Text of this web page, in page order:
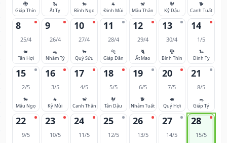
🐉
Giáp Thìn
🐍
Ất Tỵ
🐎
Bính Ngọ
🐐
Đinh Mùi
🐒
Mậu Thân
🐓
Kỷ Dậu
🐕
Canh Tuất
8
25/4
🐖
Tân Hợi
9
26/4
🐀
Nhâm Tý
10
27/4
🐂
Quý Sửu
11
28/4
🐅
Giáp Dần
12
29/4
🐈
Ất Mão
13
30/4
🐉
Bính Thìn
14
1/5
🐍
Đinh Tỵ
15
2/5
🐎
Mậu Ngọ
16
3/5
🐐
Kỷ Mùi
17
4/5
🐒
Canh Thân
18
5/5
🐓
Tân Dậu
19
6/5
🐕
Nhâm Tuất
20
7/5
🐖
Quý Hợi
21
8/5
🐀
Giáp Tý
22
9/5
23
10/5
24
11/5
25
12/5
26
13/5
27
14/5
28
15/5